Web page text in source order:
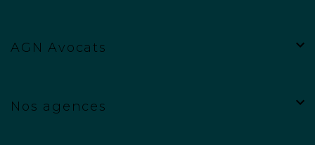
AGN Avocats
Nos agences